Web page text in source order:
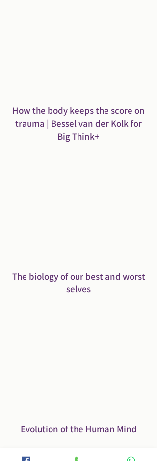
How the body keeps the score on
trauma | Bessel van der Kolk for
Big Think+
The biology of our best and worst
selves
Evolution of the Human Mind